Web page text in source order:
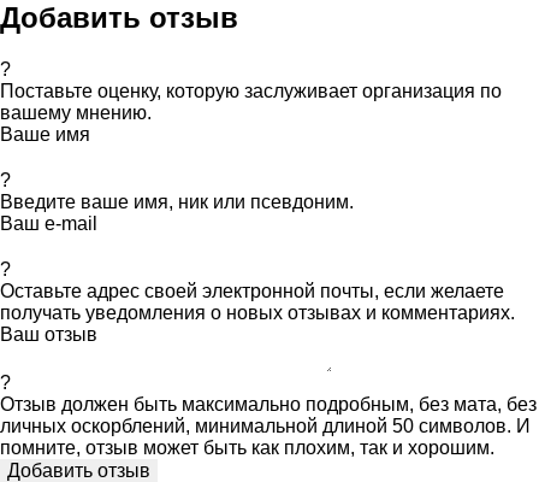
Добавить отзыв
?
Поставьте оценку, которую заслуживает организация по
вашему мнению.
Ваше имя
?
Введите ваше имя, ник или псевдоним.
Ваш e-mail
?
Оставьте адрес своей электронной почты, если желаете
получать уведомления о новых отзывах и комментариях.
Ваш отзыв
?
Отзыв должен быть максимально подробным, без мата, без
личных оскорблений, минимальной длиной 50 символов. И
помните, отзыв может быть как плохим, так и хорошим.